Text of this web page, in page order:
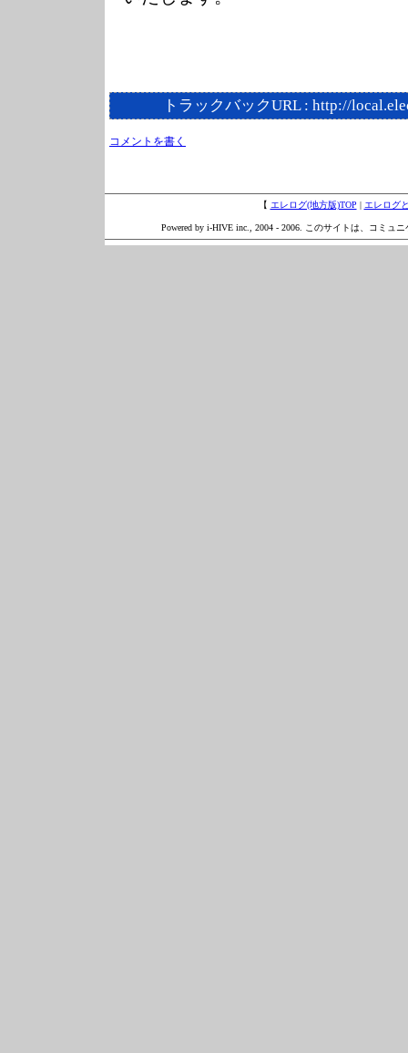
トラックバックURL : http://
コメントを書く
【 エレログ(地方版)TOP | エレログ
Powered by i-HIVE inc., 2004 - 2006. このサイトは、コミュ